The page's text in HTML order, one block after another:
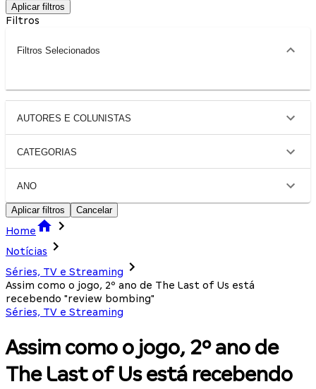
Aplicar filtros
Filtros
Filtros Selecionados
AUTORES E COLUNISTAS
CATEGORIAS
ANO
Aplicar filtros Cancelar
Home
Notícias
Séries, TV e Streaming
Assim como o jogo, 2º ano de The Last of Us está
recebendo "review bombing"
Séries, TV e Streaming
Assim como o jogo, 2º ano de
The Last of Us está recebendo